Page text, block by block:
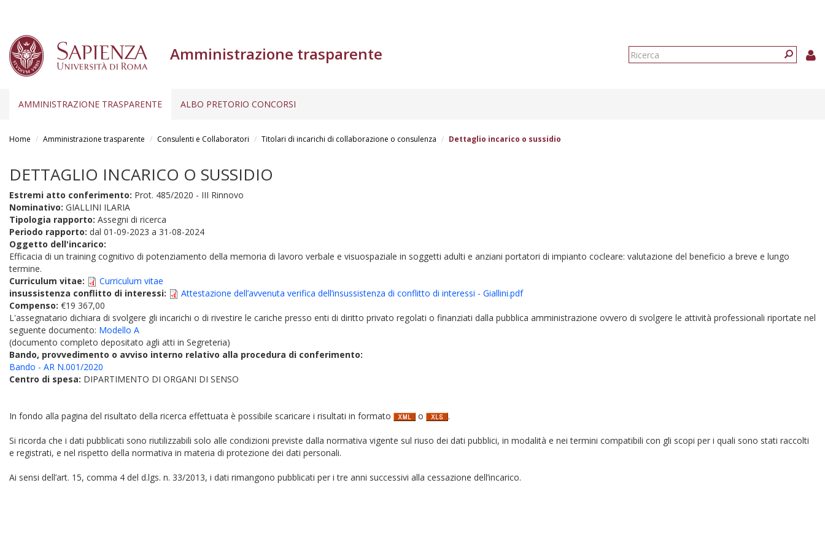
Amministrazione trasparente
Form
AMMINISTRAZIONE TRASPARENTE ALBO PRETORIO CONCORSI
Home Amministrazione trasparente Consulenti e Collaboratori Titolari di incarichi di collaborazione o consulenza Dettaglio incarico o sussidio
DETTAGLIO INCARICO O SUSSIDIO
Estremi atto conferimento: Prot. 485/2020 - III Rinnovo
Nominativo: GIALLINI ILARIA
Tipologia rapporto: Assegni di ricerca
Periodo rapporto: dal 01-09-2023 a 31-08-2024
Oggetto dell'incarico:
Efficacia di un training cognitivo di potenziamento della memoria di lavoro verbale e visuospaziale in soggetti adulti e anziani portatori di impianto cocleare: valutazione del beneficio a breve e lungo
termine.
Curriculum vitae:
Curriculum vitae
insussistenza conflitto di interessi:
Attestazione dell’avvenuta verifica dell’insussistenza di conflitto di interessi - Giallini.pdf
Compenso: €19 367,00
L'assegnatario dichiara di svolgere gli incarichi o di rivestire le cariche presso enti di diritto privato regolati o finanziati dalla pubblica amministrazione ovvero di svolgere le attività professionali riportate nel
seguente documento: Modello A
(documento completo depositato agli atti in Segreteria)
Bando, provvedimento o avviso interno relativo alla procedura di conferimento:
Bando - AR N.001/2020
Centro di spesa: DIPARTIMENTO DI ORGANI DI SENSO
In fondo alla pagina del risultato della ricerca effettuata è possibile scaricare i risultati in formato o .
Si ricorda che i dati pubblicati sono riutilizzabili solo alle condizioni previste dalla normativa vigente sul riuso dei dati pubblici, in modalità e nei termini compatibili con gli scopi per i quali sono stati raccolti
e registrati, e nel rispetto della normativa in materia di protezione dei dati personali.
Ai sensi dell’art. 15, comma 4 del d.lgs. n. 33/2013, i dati rimangono pubblicati per i tre anni successivi alla cessazione dell’incarico.